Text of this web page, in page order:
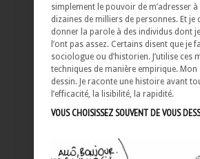
simplement le pouvoir de m’adresser à
dizaines de milliers de personnes. Et je
donner la parole à des individus dont je
l’ont pas assez. Certains disent que je
sociologue ou d’historien. J’utilise ces
techniques de manière empirique. Mon
dessin. Je raconte une histoire avant
l’efficacité, la lisibilité, la rapidité.
VOUS CHOISISSEZ SOUVENT DE VOUS